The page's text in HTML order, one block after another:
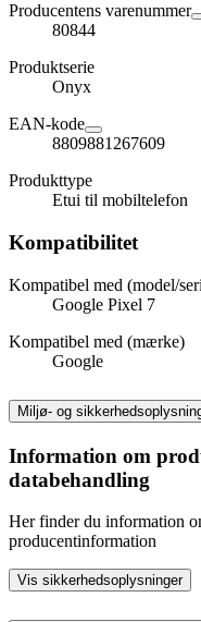
Producentens varenummer
80844
Produktserie
Onyx
EAN-kode
8809881267609
Produkttype
Etui til mobiltelefon
Kompatibilitet
Kompatibel med (model/
Google Pixel 7
Kompatibel med (mærke)
Google
Miljø- og
Information om
databehandling
Her finder du information
producentinformation
Vis sikkerhedsoplysninger